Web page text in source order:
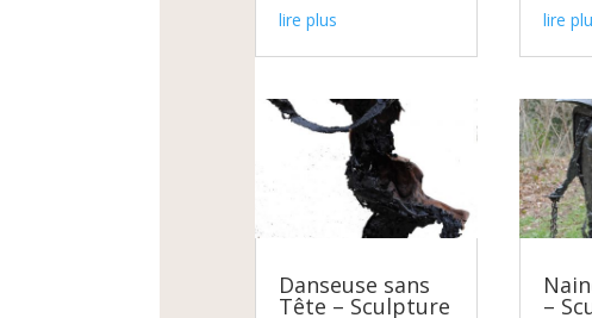
lire plus
Danseuse sans
Tête – Sculpture
lire
–